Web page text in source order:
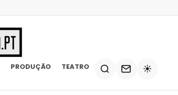
PRODUÇÃO TEATRO ☀️